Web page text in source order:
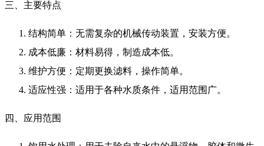
三、主要特点
结构简单：无需复杂的机械传动装置，安装方便。
成本低廉：材料易得，制造成本低。
维护方便：定期更换滤料，操作简单。
适应性强：适用于各种水质条件，适用范围广。
四、应用范围